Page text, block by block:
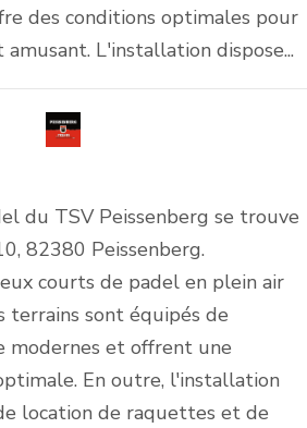
des conditions optimales pour
L'installation dispose...
du TSV Peissenberg se trouve
82380 Peissenberg.
courts de padel en plein air
terrains sont équipés de
modernes et offrent une
En outre, l'installation
location de raquettes et de